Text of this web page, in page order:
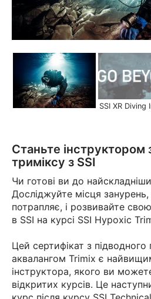
Станьте інструктором
триміксу з SSI
Чи готові ви до
Досліджуйте місця
потрапляє, і розвивайте
в SSI на курсі SSI Hypoxic
Цей сертифікат з підводного
аквалангом Trimix є
інструктора, якого ви
відкритих курсів. Це